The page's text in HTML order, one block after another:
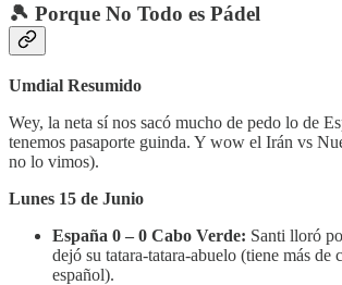
🎾 Porque No Todo es Pádel
Umdial Resumido
Wey, la neta sí nos sacó mucho de pedo lo de
tenemos pasaporte guinda. Y wow el Irán vs
no lo vimos).
Lunes 15 de Junio
España 0 – 0 Cabo Verde: Santi lloró
dejó su tatara-tatara-abuelo (tiene más de
español).